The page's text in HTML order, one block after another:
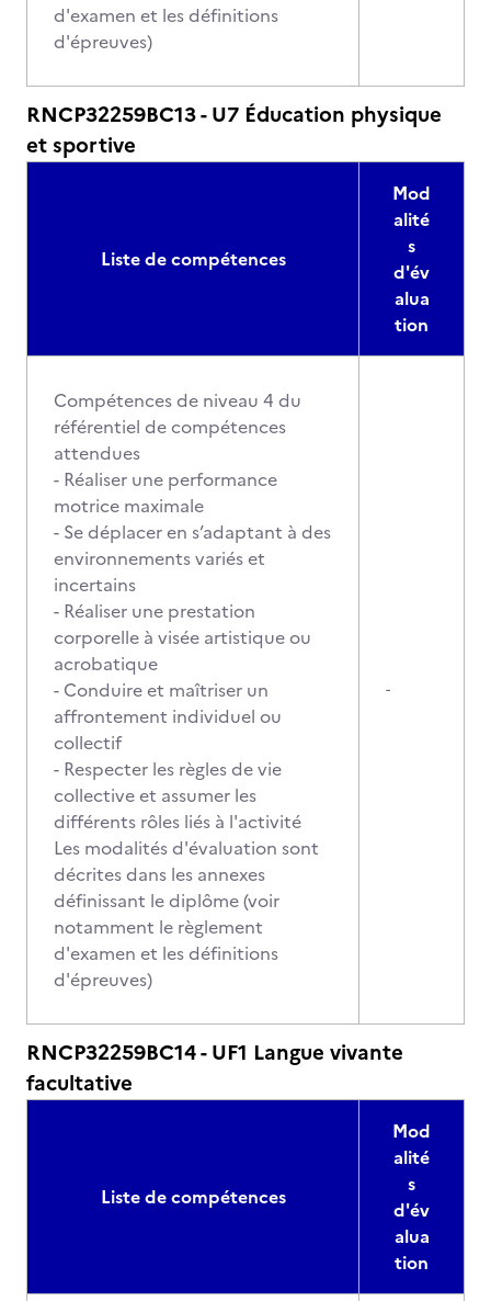
d'examen et les définitions
d'épreuves)
RNCP32259BC13 - U7 Éducation physique
et sportive
Liste de compétences
Mod
alité
s
d'év
alua
tion
Compétences de niveau 4 du
référentiel de compétences
attendues
- Réaliser une performance
motrice maximale
- Se déplacer en s’adaptant à des
environnements variés et
incertains
- Réaliser une prestation
corporelle à visée artistique ou
acrobatique
- Conduire et maîtriser un
affrontement individuel ou
collectif
- Respecter les règles de vie
collective et assumer les
différents rôles liés à l'activité
Les modalités d'évaluation sont
décrites dans les annexes
définissant le diplôme (voir
notamment le règlement
d'examen et les définitions
d'épreuves)
-
RNCP32259BC14 - UF1 Langue vivante
facultative
Liste de compétences
Mod
alité
s
d'év
alua
tion